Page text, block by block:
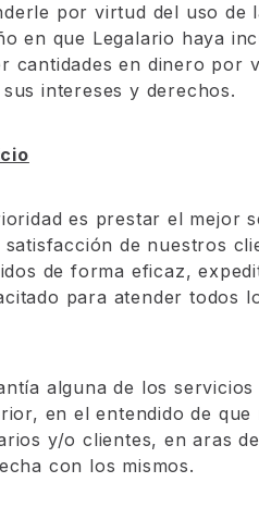
por virtud del uso de
en que Legalario haya
cantidades en dinero por
intereses y derechos.
es prestar el mejor
satisfacción de nuestros
de forma eficaz,
para atender todos
alguna de los
en el entendido de
y/o clientes, en aras
con los mismos.